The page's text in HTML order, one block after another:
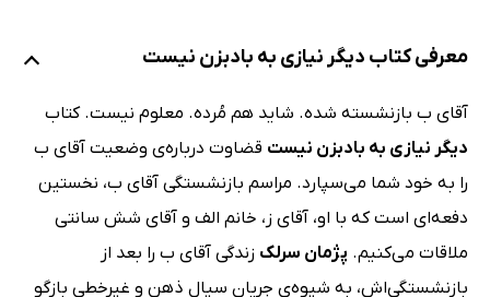
معرفی کتاب دیگر نیازی به بادبزن نیست
آقای ب بازنشسته شده. شاید هم مُرده. معلوم نیست. کتاب
دیگر نیازی به بادبزن نیست قضاوت درباره‌ی وضعیت آقای ب
را به خود شما می‌سپارد. مراسم بازنشستگی آقای ب، نخستین
دفعه‌ای است که با او، آقای ز، خانم الف و آقای شش سانتی
ملاقات می‌کنیم. پژمان سرلک زندگی آقای ب را بعد از
بازنشستگی‌اش، به شیوه‌ی جریان سیال ذهن و غیرخطی بازگو